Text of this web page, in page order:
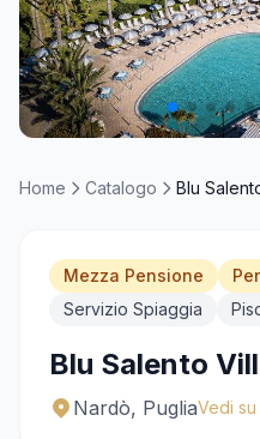
I Consigliati
Area Agenzie
Home Catalogo Blu
Mezza Pensione
Servizio Spiaggia
Blu Salento
Nardò, PugliaVedi